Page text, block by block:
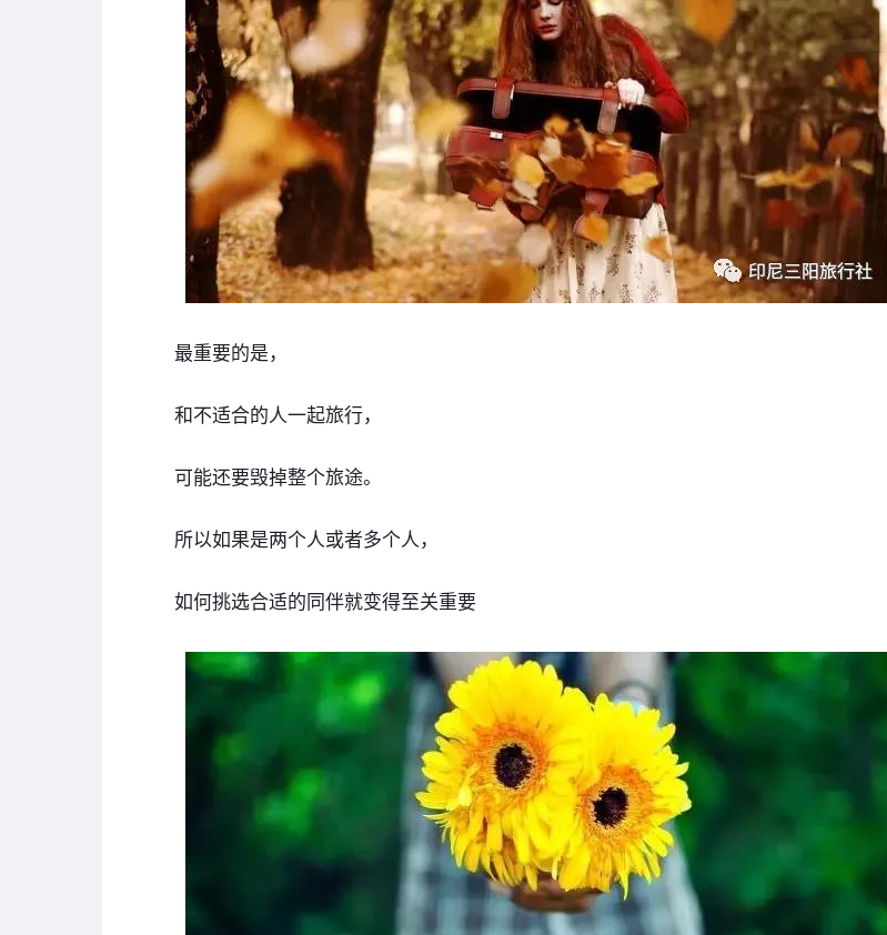
最重要的是，
和不适合的人一起旅行，
可能还要毁掉整个旅途。
所以如果是两个人或者多个人，
如何挑选合适的同伴就变得至关重要